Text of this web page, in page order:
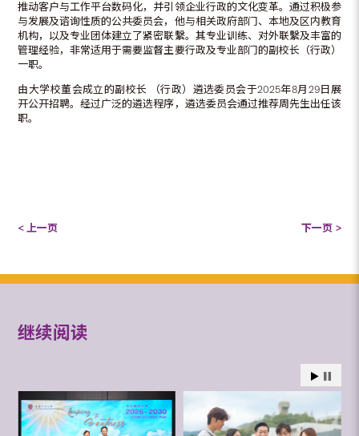
推动客户与工作平台数码化，并引领企业行政的文化变革。通过积极参
与发展及谘询性质的公共委员会，他与相关政府部门、本地及区内教育
机构，以及专业团体建立了紧密联繫。其专业训练、对外联繫及丰富的
管理经验，非常适用于需要监督主要行政及专业部门的副校长（行政）
一职。
由大学校董会成立的副校长 （行政）遴选委员会于2025年8月29日展
开公开招聘。经过广泛的遴选程序，遴选委员会通过推荐周先生出任该
职。
< 上一页 下一页 >
继续阅读